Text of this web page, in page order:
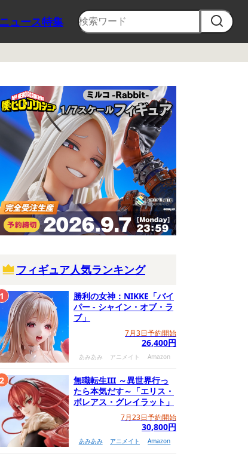
ニュース特集
フィギュア人気ランキング
勝利の女神：NIKKE「バイ
パー - シャイン・オブ・ラ
ブ」
7月3日予約開始
26,400円
あみあみ アニメイト Amazon
1
無職転生III ～異世界行っ
たら本気だす～「エリス・
ボレアス・グレイラット」
7月23日予約開始
30,800円
あみあみ アニメイト Amazon
2